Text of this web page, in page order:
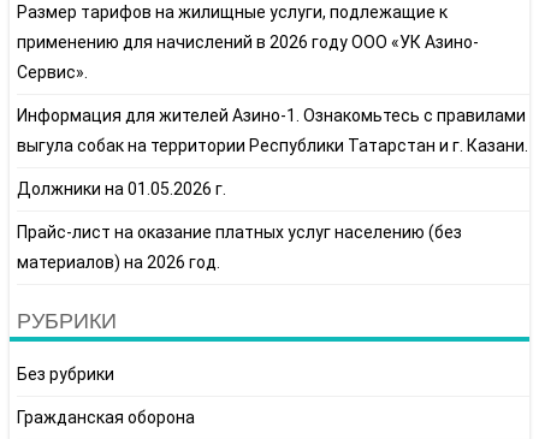
Размер тарифов на жилищные услуги, подлежащие к
применению для начислений в 2026 году ООО «УК Азино-
Сервис».
Информация для жителей Азино-1. Ознакомьтесь с правилами
выгула собак на территории Республики Татарстан и г. Казани.
Должники на 01.05.2026 г.
Прайс-лист на оказание платных услуг населению (без
материалов) на 2026 год.
РУБРИКИ
Без рубрики
Гражданская оборона